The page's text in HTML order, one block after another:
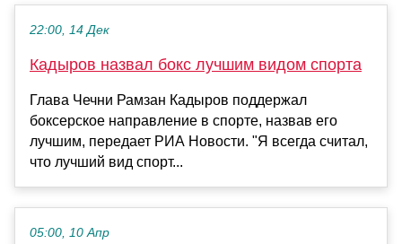
22:00, 14 Дек
Кадыров назвал бокс лучшим видом спорта
Глава Чечни Рамзан Кадыров поддержал
боксерское направление в спорте, назвав его
лучшим, передает РИА Новости. "Я всегда считал,
что лучший вид спорт...
05:00, 10 Апр